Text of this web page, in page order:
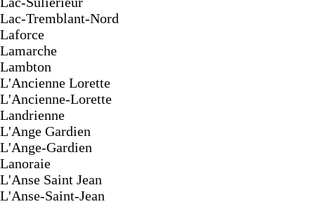
Lac-Tremblant-Nord
Laforce
Lamarche
Lambton
L'Ancienne Lorette
L'Ancienne-Lorette
Landrienne
L'Ange Gardien
L'Ange-Gardien
Lanoraie
L'Anse Saint Jean
L'Anse-Saint-Jean